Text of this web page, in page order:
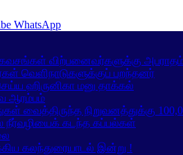
WhatsApp
விற்பனைவர்களுக்கு
வெளிநாடுகளுக்குப் பறந்தனர்
ஹிருனிகா மனு தாக்கல்
ஆரம்பம்
வைத்திருந்த நிறுவனத்துக்கு
நீர்வழியைக் கடந்த கப்பல்கள்
கலந்துரையாடல் இன்று !